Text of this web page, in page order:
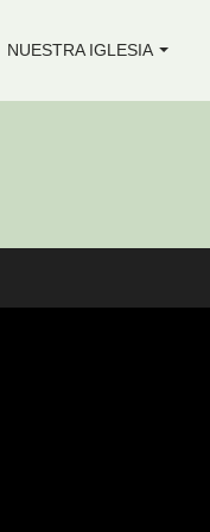
NUESTRA IGLESIA